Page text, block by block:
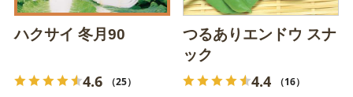
ハクサイ 冬月90
4.6 （25）
つるありエンドウ スナ
ック
4.4 （16）